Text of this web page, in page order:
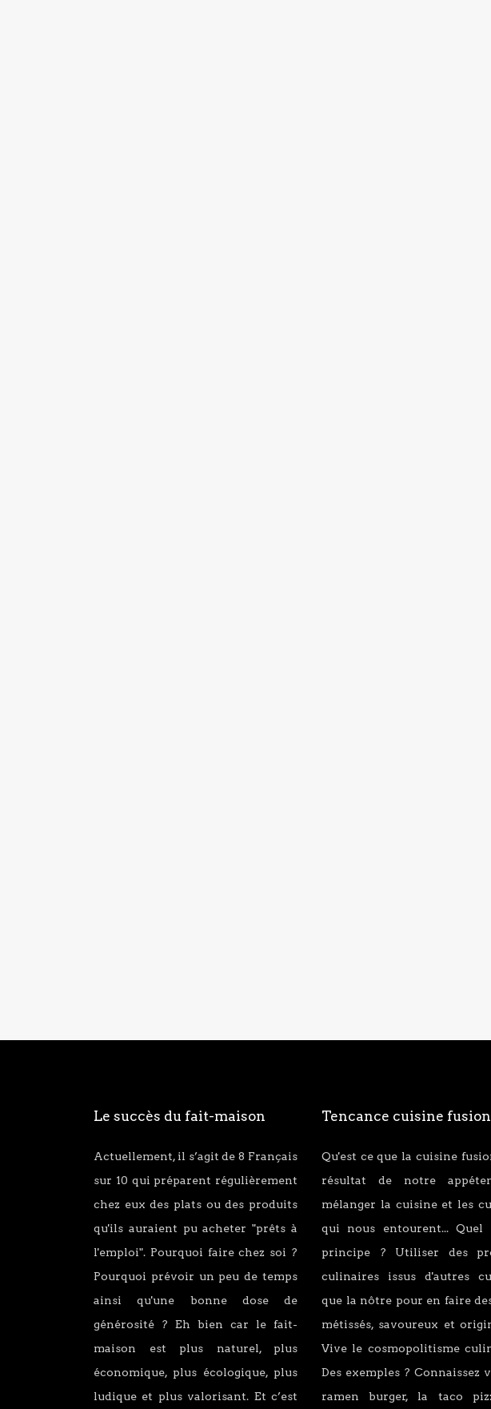
Le succès du fait-maison
Actuellement, il s’agit de 8 Français
sur 10 qui préparent régulièrement
chez eux des plats ou des produits
qu'ils auraient pu acheter "prêts à
l'emploi". Pourquoi faire chez soi ?
Pourquoi prévoir un peu de temps
ainsi qu'une bonne dose de
générosité ? Eh bien car le fait-
maison est plus naturel, plus
économique, plus écologique, plus
ludique et plus valorisant. Et c’est
Tencance cuisine
Qu'est ce que la cuisine
résultat de notre
mélanger la cuisine et les
qui nous entourent... Quel
principe ? Utiliser des
culinaires issus d'autres
que la nôtre pour en faire
métissés, savoureux et
Vive le cosmopolitisme
Des exemples ? Connaissez
ramen burger, la taco